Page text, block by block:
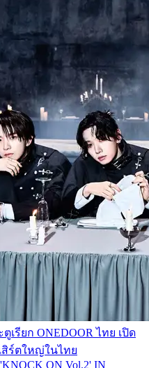
เรียก ONEDOOR ไทย เปิด
ร์ตใหญ่ในไทย
ON Vol.2' IN